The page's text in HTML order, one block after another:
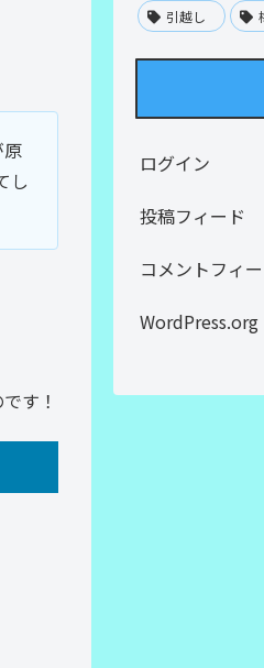
し
す！
引越し
ログイン
投稿フィード
コメントフィ
WordPress.org